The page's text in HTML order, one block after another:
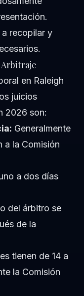
recopilar y
en Raleigh
juicios
2026 son:
Generalmente
a la Comisión
a dos días
del árbitro se
de la
tienen de 14 a
la Comisión